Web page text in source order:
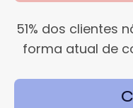
51% dos clientes
forma atual de